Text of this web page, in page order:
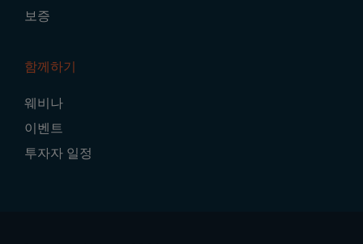
보증
함께하기
웨비나
이벤트
투자자 일정